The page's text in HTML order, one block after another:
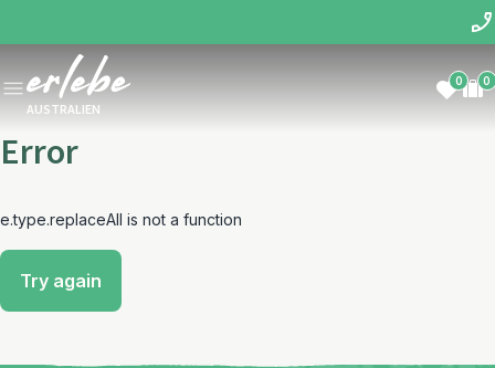
AUSTRALIEN
0 0
Error
e.type.replaceAll is not a function
Try again